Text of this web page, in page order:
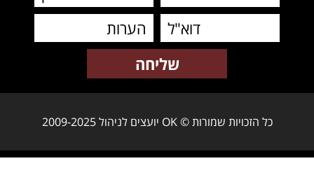
כל הזכויות שמורות © OK יועצים לניהול 2009-2025